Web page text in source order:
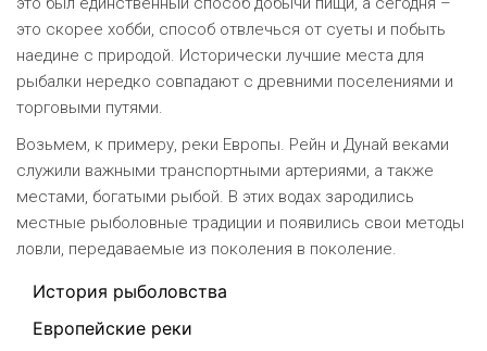
это скорее хобби, способ отвлечься от суеты и побыть
наедине с природой. Исторически лучшие места для
рыбалки нередко совпадают с древними поселениями и
торговыми путями.
Возьмем, к примеру, реки Европы. Рейн и Дунай веками
служили важными транспортными артериями, а также
местами, богатыми рыбой. В этих водах зародились
местные рыболовные традиции и появились свои методы
ловли, передаваемые из поколения в поколение.
История рыболовства
Европейские реки